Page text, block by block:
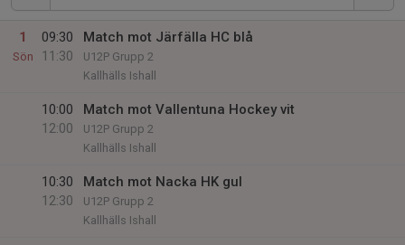
1
Sön
09:30
11:30
Match mot Järfälla HC blå
U12P Grupp 2
Kallhälls Ishall
10:00
12:00
Match mot Vallentuna Hockey vit
U12P Grupp 2
Kallhälls Ishall
10:30
12:30
Match mot Nacka HK gul
U12P Grupp 2
Kallhälls Ishall